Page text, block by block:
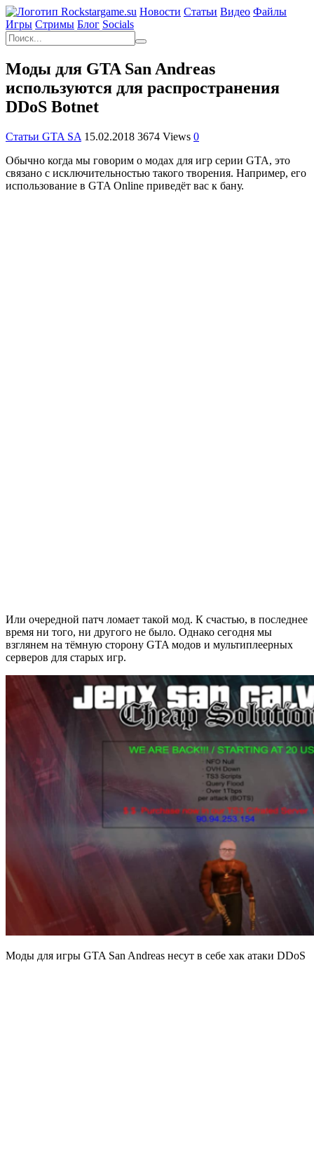
Новости Статьи Видео Файлы
Игры Cтримы Блог Socials
Моды для GTA San Andreas
используются для распространения
DDoS Botnet
Статьи GTA SA 15.02.2018 3674 Views 0
Обычно когда мы говорим о модах для игр серии GTA, это
связано с исключительностью такого творения. Например, его
использование в GTA Online приведёт вас к бану.
Или очередной патч ломает такой мод. К счастью, в последнее
время ни того, ни другого не было. Однако сегодня мы
взглянем на тёмную сторону GTA модов и мультиплеерных
серверов для старых игр.
Моды для игры GTA San Andreas несут в себе хак атаки DDoS